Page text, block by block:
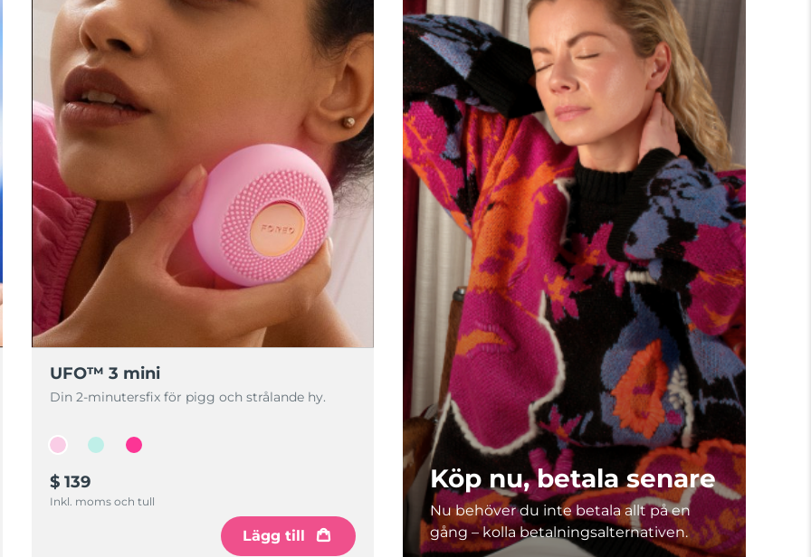
UFO™ 3 mini
Din 2-minutersfix för pigg och strålande hy.
$ 139
Inkl. moms och tull
Lägg till
Köp nu, betala senare
Nu behöver du inte betala allt på en
gång – kolla betalningsalternativen.